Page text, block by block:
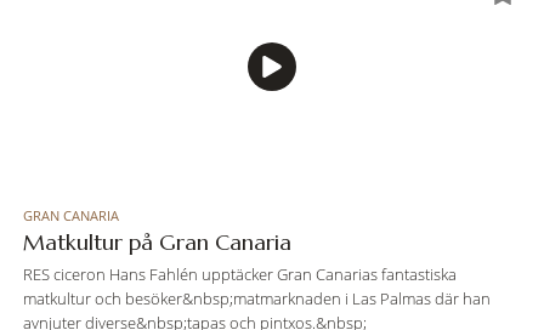
GRAN CANARIA
Matkultur på Gran Canaria
RES ciceron Hans Fahlén upptäcker Gran Canarias fantastiska
matkultur och besöker&nbsp;matmarknaden i Las Palmas där han
avnjuter diverse&nbsp;tapas och pintxos.&nbsp;